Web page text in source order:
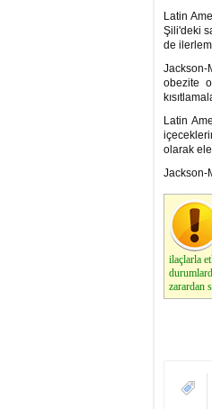
Latin
Şili'deki
de
Jackson-
obezite
Latin
olarak ele
Jackson-
ilaçlarla
zarardan